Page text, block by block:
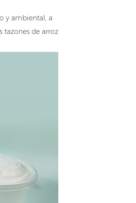
y ambiental, a
tazones de arroz